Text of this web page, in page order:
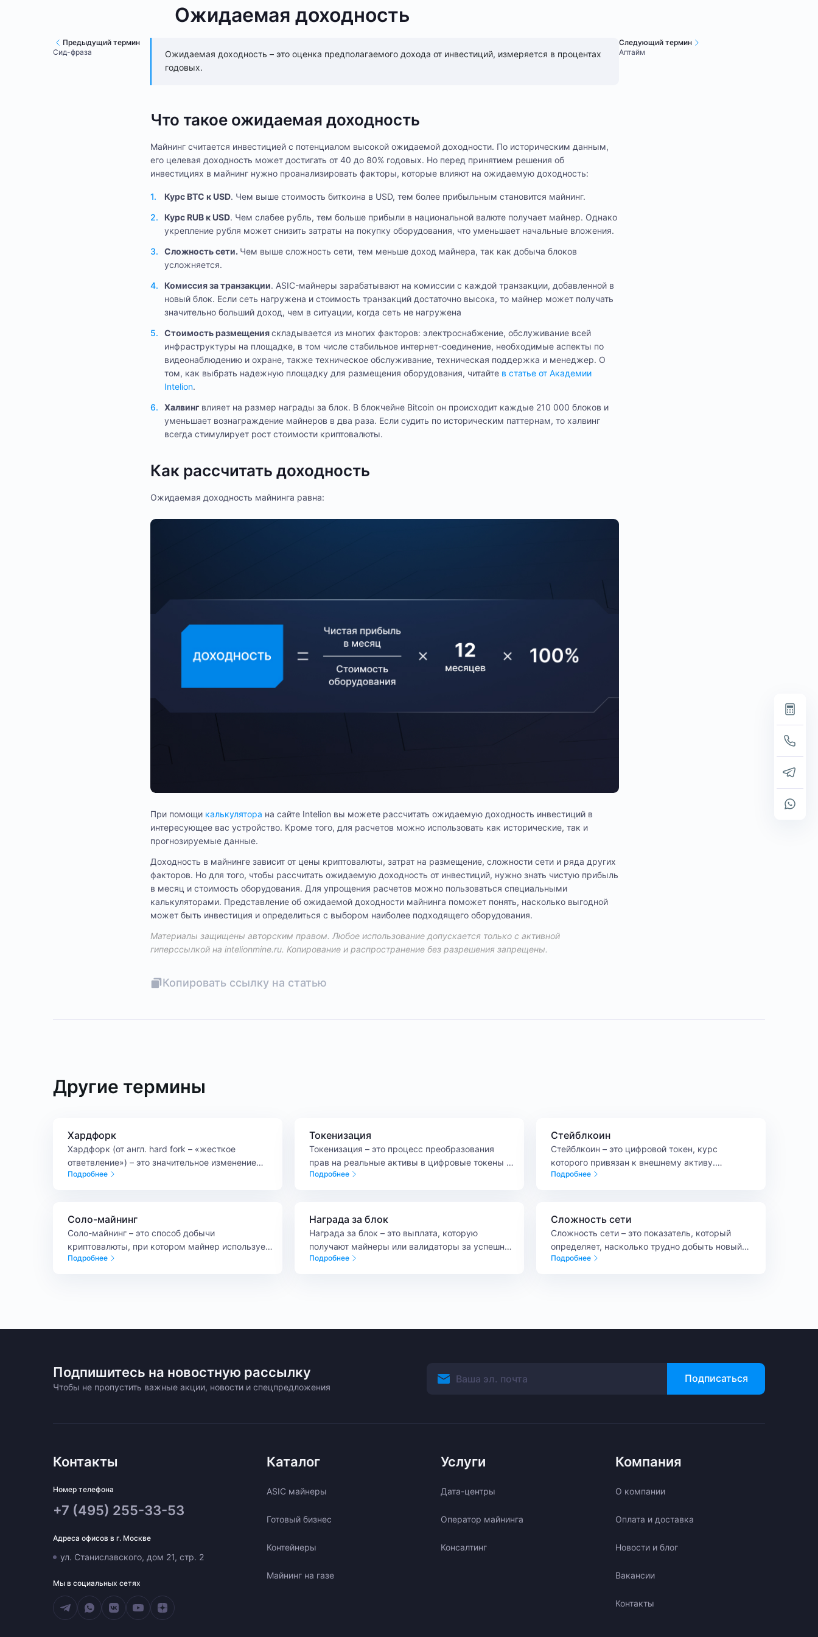
Ожидаемая доходность
Предыдущий термин
Сид-фраза
Ожидаемая доходность – это оценка предполагаемого дохода от инвестиций, измеряется в процентах
годовых.
Что такое ожидаемая доходность
Майнинг считается инвестицией с потенциалом высокой ожидаемой доходности. По историческим данным,
его целевая доходность может достигать от 40 до 80% годовых. Но перед принятием решения об
инвестициях в майнинг нужно проанализировать факторы, которые влияют на ожидаемую доходность:
Курс BTC к USD. Чем выше стоимость биткоина в USD, тем более прибыльным становится майнинг.
Курс RUB к USD. Чем слабее рубль, тем больше прибыли в национальной валюте получает майнер. Однако
укрепление рубля может снизить затраты на покупку оборудования, что уменьшает начальные вложения.
Сложность сети. Чем выше сложность сети, тем меньше доход майнера, так как добыча блоков
усложняется.
Комиссия за транзакции. ASIC-майнеры зарабатывают на комиссии с каждой транзакции, добавленной в
новый блок. Если сеть нагружена и стоимость транзакций достаточно высока, то майнер может получать
значительно больший доход, чем в ситуации, когда сеть не нагружена
Стоимость размещенияскладывается из многих факторов: электроснабжение, обслуживание всей
инфраструктуры на площадке, в том числе стабильное интернет-соединение, необходимые аспекты по
видеонаблюдению и охране, также техническое обслуживание, техническая поддержка и менеджер. О
том, как выбрать надежную площадку для размещения оборудования, читайте в статье от Академии
Intelion.
Халвинг влияет на размер награды за блок. В блокчейне Bitcoin он происходит каждые 210 000 блоков и
уменьшает вознаграждение майнеров в два раза. Если судить по историческим паттернам, то халвинг
всегда стимулирует рост стоимости криптовалюты.
Как рассчитать доходность
Ожидаемая доходность майнинга равна:
При помощи калькулятора на сайте Intelion вы можете рассчитать ожидаемую доходность инвестиций в
интересующее вас устройство. Кроме того, для расчетов можно использовать как исторические, так и
прогнозируемые данные.
Доходность в майнинге зависит от цены криптовалюты, затрат на размещение, сложности сети и ряда других
факторов. Но для того, чтобы рассчитать ожидаемую доходность от инвестиций, нужно знать чистую прибыль
в месяц и стоимость оборудования. Для упрощения расчетов можно пользоваться специальными
калькуляторами. Представление об ожидаемой доходности майнинга поможет понять, насколько выгодной
может быть инвестиция и определиться с выбором наиболее подходящего оборудования.
Материалы защищены авторским правом. Любое использование допускается только с активной
гиперссылкой на intelionmine.ru. Копирование и распространение без разрешения запрещены.
Копировать ссылку на статью
Следующий термин
Аптайм
Другие термины
Хардфорк
Хардфорк (от англ. hard fork – «жесткое
ответвление») – это значительное изменение
протокола блокчейна, при котором возникает
связан не просто с обновлением кода, а с
изменением логики работы сети.
Подробнее
Токенизация
Токенизация – это процесс преобразования
прав на реальные активы в цифровые токены с
использованием блокчейн-технологий.
Подробнее
Стейблкоин
Стейблкоин – это цифровой токен, курс
которого привязан к внешнему активу.
Например, к валюте, золоту или другому
Подробнее
Соло-майнинг
Соло-майнинг – это способ добычи
криптовалюты, при котором майнер использует
собственные мощности и получает шанс найти
Подробнее
Награда за блок
Награда за блок – это выплата, которую
получают майнеры или валидаторы за успешное
добавление нового блока в блокчейн.
Подробнее
Сложность сети
Сложность сети – это показатель, который
определяет, насколько трудно добыть новый
блок в блокчейне. Иными словами, сложность
Подробнее
Подпишитесь на новостную рассылку
Чтобы не пропустить важные акции, новости и спецпредложения
Подписаться
Контакты
Номер телефона
+7 (495) 255-33-53
Адреса офисов в г. Москве
ул. Станиславского, дом 21, стр. 2
Мы в социальных сетях
Каталог
ASIC майнеры
Готовый бизнес
Контейнеры
Майнинг на газе
Услуги
Дата-центры
Оператор майнинга
Консалтинг
Компания
О компании
Оплата и доставка
Новости и блог
Вакансии
Контакты